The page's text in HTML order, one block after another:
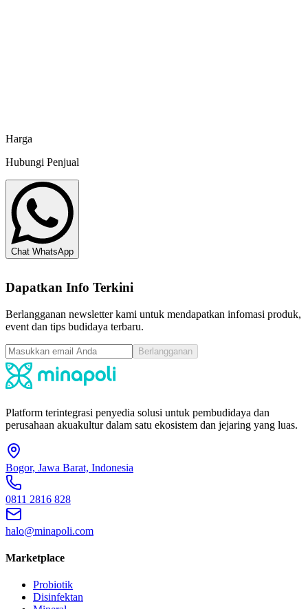
Harga
Hubungi Penjual
Chat WhatsApp
Dapatkan Info Terkini
Berlangganan newsletter kami untuk mendapatkan infomasi produk,
event dan tips budidaya terbaru.
Berlangganan
Platform terintegrasi penyedia solusi untuk pembudidaya dan
perusahaan akuakultur dalam satu ekosistem dan jejaring yang luas.
Bogor, Jawa Barat, Indonesia
0811 2816 828
halo@minapoli.com
Marketplace
Probiotik
Disinfektan